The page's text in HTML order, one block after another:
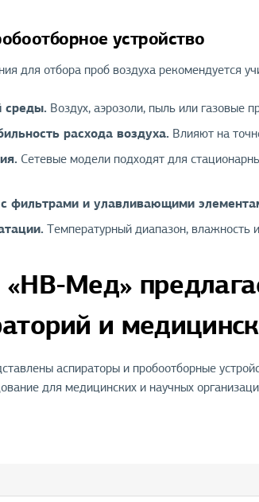
устройство
для отбора проб воздуха рекомендуется
среды. Воздух, аэрозоли, пыль или газовые
расхода воздуха. Влияют на
Сетевые модели подходят для
фильтрами и улавливающими
Температурный диапазон, влажность
Мед»
и
аспираторы и пробоотборные
для медицинских и научных